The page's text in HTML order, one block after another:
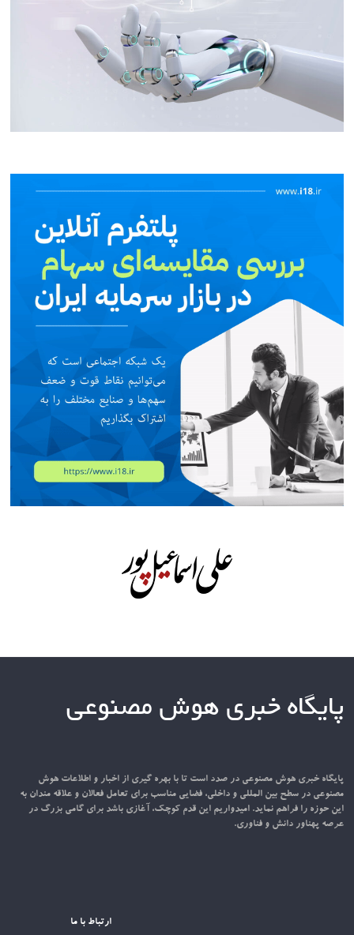
پایگاه خبری هوش مصنوعی
پایگاه خبری هوش مصنوعی در صدد است تا با بهره گیری از اخبار و اطلاعات هوش
مصنوعی در سطح بین المللی و داخلی، فضایی مناسب برای تعامل فعالان و علاقه مندان به
این حوزه را فراهم نماید. امیدواریم این قدم کوچک، آغازی باشد برای گامی بزرگ در
عرصه پهناور دانش و فناوری.
ارتباط با ما